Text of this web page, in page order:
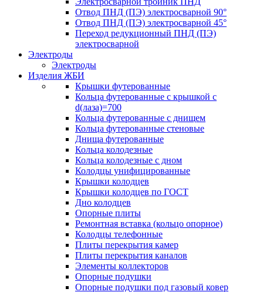
Отвод ПНД (ПЭ) электросварной 90°
Отвод ПНД (ПЭ) электросварной 45°
Переход редукционный ПНД (ПЭ)
электросварной
Электроды
Электроды
Изделия ЖБИ
Крышки футерованные
Кольца футерованные с крышкой с
d(лаза)=700
Кольца футерованные с днищем
Кольца футерованные стеновые
Днища футерованные
Кольца колодезные
Кольца колодезные с дном
Колодцы унифицированные
Крышки колодцев
Крышки колодцев по ГОСТ
Дно колодцев
Опорные плиты
Ремонтная вставка (кольцо опорное)
Колодцы телефонные
Плиты перекрытия камер
Плиты перекрытия каналов
Элементы коллекторов
Опорные подушки
Опорные подушки под газовый ковер